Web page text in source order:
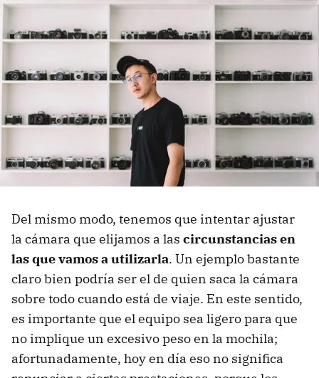
Del mismo modo, tenemos que intentar ajustar
la cámara que elijamos a las circunstancias en
las que vamos a utilizarla. Un ejemplo bastante
claro bien podría ser el de quien saca la cámara
sobre todo cuando está de viaje. En este sentido,
es importante que el equipo sea ligero para que
no implique un excesivo peso en la mochila;
afortunadamente, hoy en día eso no significa